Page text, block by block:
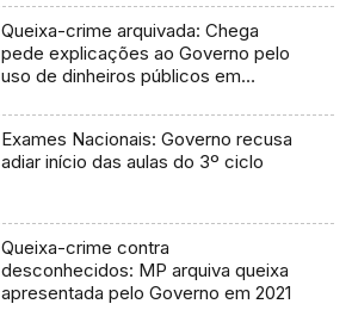
Queixa-crime arquivada: Chega
pede explicações ao Governo pelo
uso de dinheiros públicos em
Exames Nacionais: Governo recusa
adiar início das aulas do 3º ciclo
Queixa-crime contra
desconhecidos: MP arquiva queixa
apresentada pelo Governo em 2021